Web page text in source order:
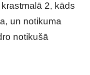
2, kāds
un notikuma
notikušā